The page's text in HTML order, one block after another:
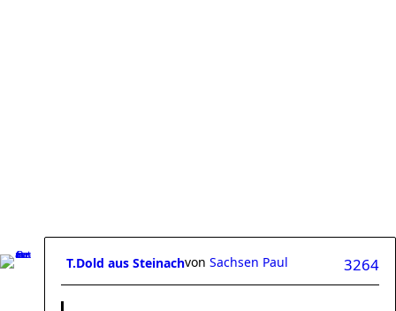
T.Dold aus Steinach 3264
von Sachsen Paul